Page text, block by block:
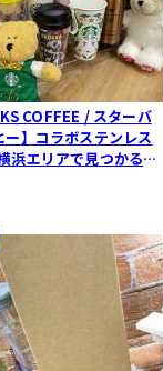
COFFEE / スターバ
ー】コラボステンレス
浜エリアで見つかるお
中古キッチン用品